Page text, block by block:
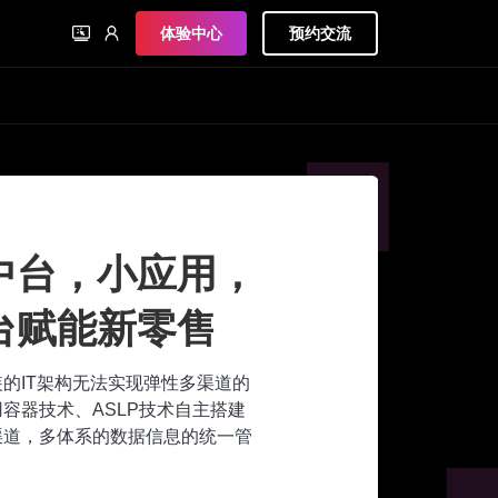
体验中心 预约交流
，小应用，
赋能新零售
IT架构无法实现弹性多渠道的
器技术、ASLP技术自主搭建
，多体系的数据信息的统一管